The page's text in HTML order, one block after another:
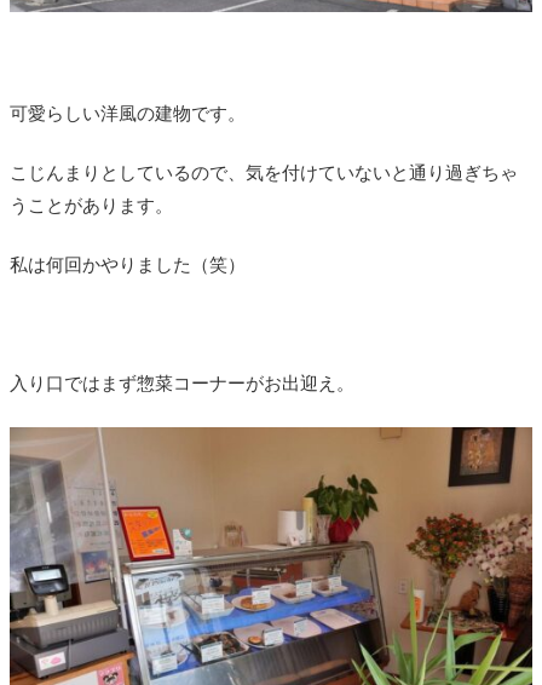
可愛らしい洋風の建物です。
こじんまりとしているので、気を付けていないと通り過ぎちゃ
うことがあります。
私は何回かやりました（笑）
入り口ではまず惣菜コーナーがお出迎え。